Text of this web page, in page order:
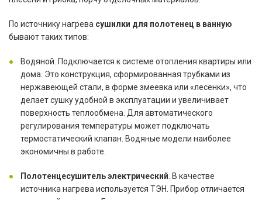
По источнику нагрева сушилки для полотенец в ванную
бывают таких типов:
Водяной. Подключается к системе отопления квартиры или
дома. Это конструкция, сформированная трубками из
нержавеющей стали, в форме змеевка или «лесенки», что
делает сушку удобной в эксплуатации и увеличивает
поверхность теплообмена. Для автоматического
регулирования температуры может подключать
термостатический клапан. Водяные модели наиболее
экономичны в работе.
Полотенцесушитель электрический . В качестве
источника нагрева используется ТЭН. Прибор отличается